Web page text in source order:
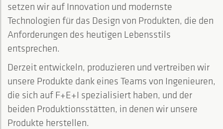
setzen wir auf Innovation und modernste
Technologien für das Design von Produkten, die den
Anforderungen des heutigen Lebensstils
entsprechen.
Derzeit entwickeln, produzieren und vertreiben wir
unsere Produkte dank eines Teams von Ingenieuren,
die sich auf F+E+I spezialisiert haben, und der
beiden Produktionsstätten, in denen wir unsere
Produkte herstellen.